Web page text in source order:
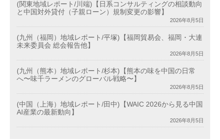
(関東地域レポート/川端)【日系コンサルティングの相談動向
と中国対外貸付（子親ローン）規制変更の影響】
2026年8月5日
(九州（福岡）地域レポート/平塚)【福岡貿易会、福岡・大連
未来委員会 総会報告他】
2026年8月5日
(九州（熊本）地域レポート/杉本)【熊本の味を中国の日常
へ〜味千ラーメンのグローバル戦略〜】
2026年8月5日
(中国（上海）地域レポート/田中)【WAIC 2026から見る中国
AI産業の最新動向】
2026年8月5日